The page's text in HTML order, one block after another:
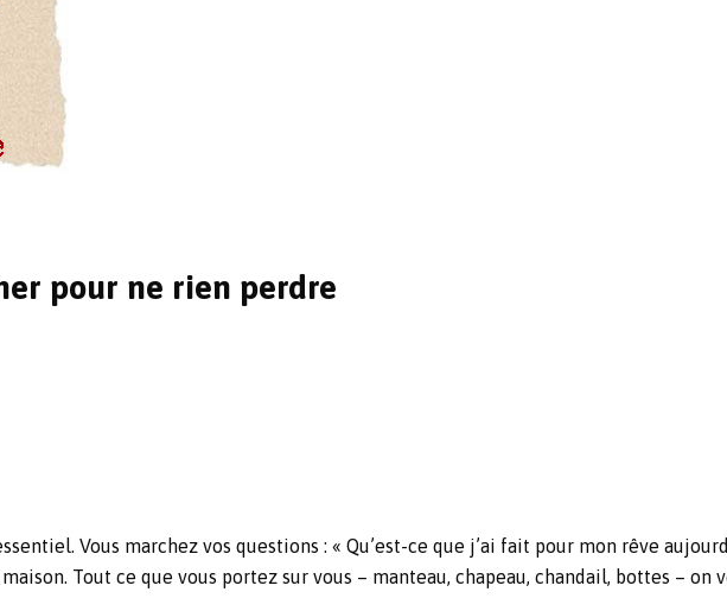
pour ne rien perdre
Vous marchez vos questions : « Qu’est-ce que j’ai fait pour mon rêve
Tout ce que vous portez sur vous – manteau, chapeau, chandail, bottes – on